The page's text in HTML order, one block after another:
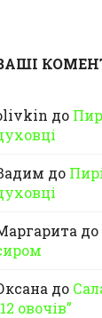
до
до
до
до
овочів”